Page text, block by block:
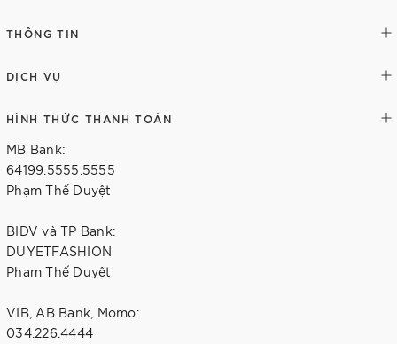
THÔNG TIN
DỊCH VỤ
HÌNH THỨC THANH TOÁN
MB Bank:
64199.5555.5555
Phạm Thế Duyệt
BIDV và TP Bank:
DUYETFASHION
Phạm Thế Duyệt
VIB, AB Bank, Momo:
034.226.4444